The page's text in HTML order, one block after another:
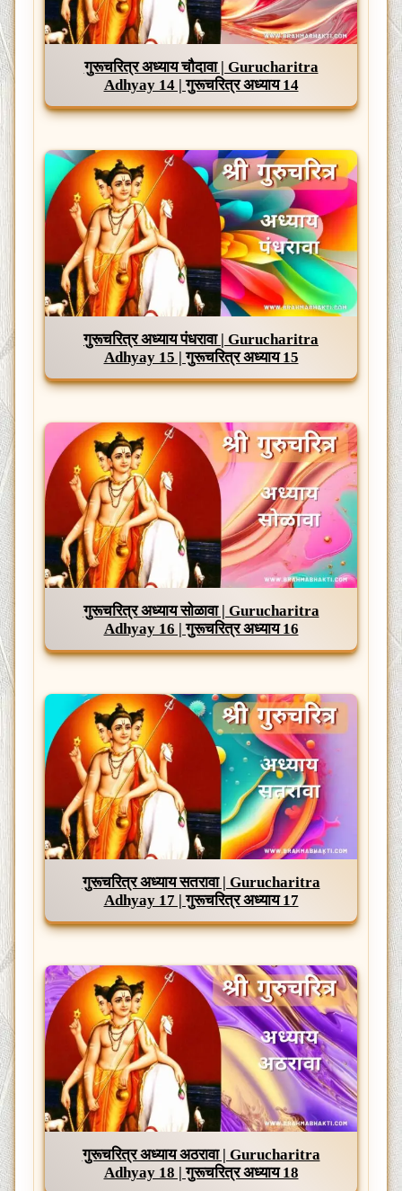
गुरूचरित्र अध्याय चौदावा | Gurucharitra
Adhyay 14 | गुरूचरित्र अध्याय 14
गुरूचरित्र अध्याय पंधरावा | Gurucharitra
Adhyay 15 | गुरूचरित्र अध्याय 15
गुरूचरित्र अध्याय सोळावा | Gurucharitra
Adhyay 16 | गुरूचरित्र अध्याय 16
गुरूचरित्र अध्याय सतरावा | Gurucharitra
Adhyay 17 | गुरूचरित्र अध्याय 17
गुरूचरित्र अध्याय अठरावा | Gurucharitra
Adhyay 18 | गुरूचरित्र अध्याय 18